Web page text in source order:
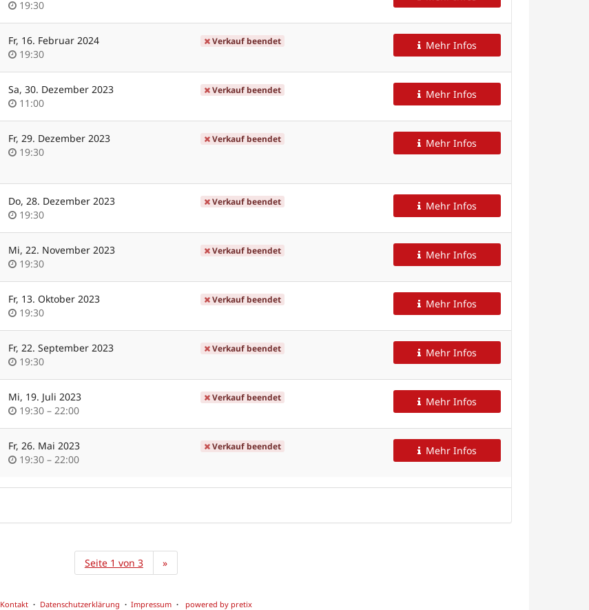
Uhrzeit
19:30
Fr, 16. Februar 2024
Uhrzeit
19:30
Verkauf beendet Mehr Infos
Sa, 30. Dezember 2023
Uhrzeit
11:00
Verkauf beendet Mehr Infos
Fr, 29. Dezember 2023
Uhrzeit
19:30
Verkauf beendet Mehr Infos
Do, 28. Dezember 2023
Uhrzeit
19:30
Verkauf beendet Mehr Infos
Mi, 22. November 2023
Uhrzeit
19:30
Verkauf beendet Mehr Infos
Fr, 13. Oktober 2023
Uhrzeit
19:30
Verkauf beendet Mehr Infos
Fr, 22. September 2023
Uhrzeit
19:30
Verkauf beendet Mehr Infos
Mi, 19. Juli 2023
Uhrzeit
19:30 –bis
22:00
Verkauf beendet Mehr Infos
Fr, 26. Mai 2023
Uhrzeit
19:30 –bis
22:00
Verkauf beendet Mehr Infos
Seite 1 von 3 »
Kontakt Datenschutzerklärung Impressum powered by pretix